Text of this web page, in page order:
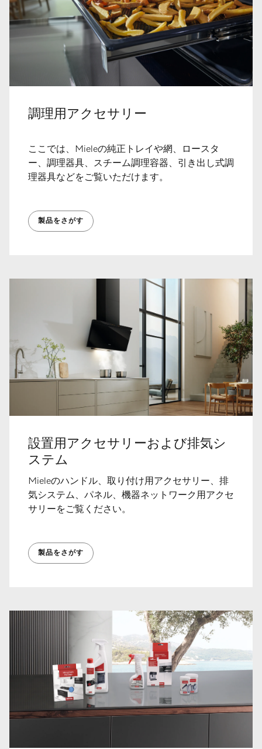
調理用アクセサリー
ここでは、Mieleの純正トレイや網、ロースタ
ー、調理器具、スチーム調理容器、引き出し式調
理器具などをご覧いただけます。
製品をさがす
設置用アクセサリーおよび排気シ
ステム
Mieleのハンドル、取り付け用アクセサリー、排
気システム、パネル、機器ネットワーク用アクセ
サリーをご覧ください。
製品をさがす